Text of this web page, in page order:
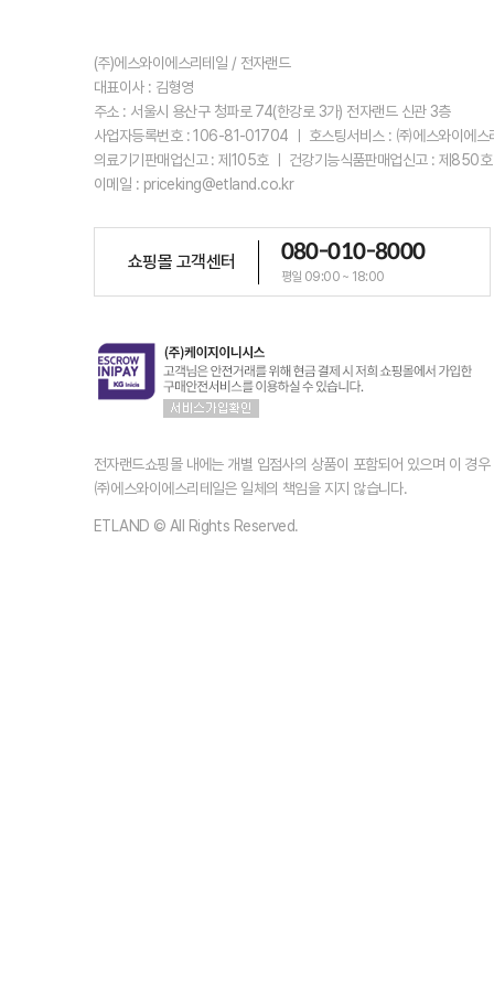
(주)에스와이에스리테일 / 전자랜드
대표이사 : 김형영
주소 : 서울시 용산구 청파로 74(한강로 3가) 전자랜드 신관 3층
사업자등록번호 : 106-81-01704 ㅣ 호스팅서비스 : ㈜에스와이에
의료기기판매업신고 : 제105호 ㅣ 건강기능식품판매업신고 : 제850
이메일 : priceking@etland.co.kr
쇼핑몰 고객센터 080-010-8000
평일 09:00 ~ 18:00
전자랜드쇼핑몰 내에는 개별 입점사의 상품이 포함되어 있으며 이 경
㈜에스와이에스리테일은 일체의 책임을 지지 않습니다.
ETLAND © All Rights Reserved.